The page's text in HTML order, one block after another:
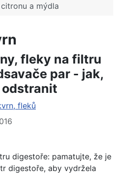
a mýdla
fleky na filtru
par - jak,
fleků
digestoře: pamatujte, že je
digestoře, aby vydržela